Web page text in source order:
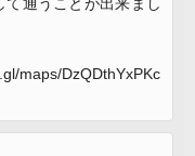
maps/DzQDthYxPKc